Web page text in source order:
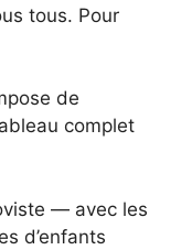
tous. Pour
de
complet
— avec les
d’enfants